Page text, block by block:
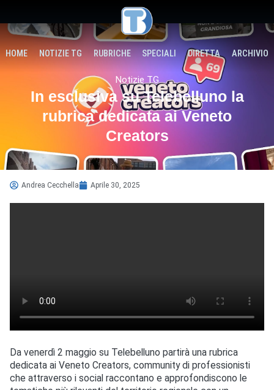
HOME NOTIZIE TG RUBRICHE SPECIALI DIRETTA ARCHIVIO
Notizie TG
In esclusiva su Telebelluno la
rubrica dedicata ai Veneto
Creators
Andrea Cecchella Aprile 30, 2025
Da venerdì 2 maggio su Telebelluno partirà una rubrica
dedicata ai Veneto Creators, community di professionisti
che attraverso i social raccontano e approfondiscono le